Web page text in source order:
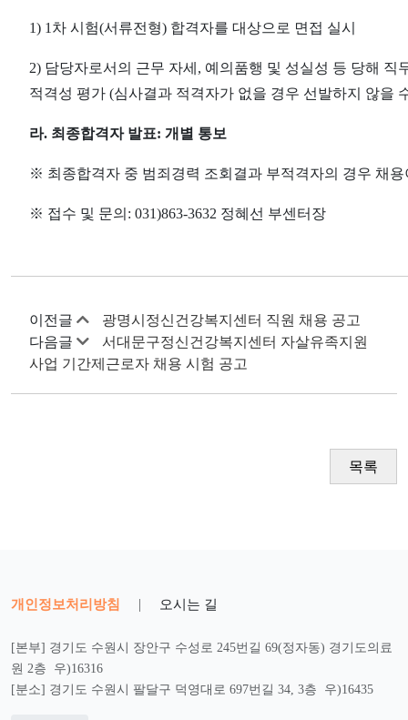
1) 1 차 시험(서류전형) 합격자를 대상으로 면접 실시
2) 담당자로서의 근무 자세 , 예의 품행 및 성실성 등 당해 직
적격성 평가 (심사결과 적격자가 없을 경우 선발하지 않을
라. 최종합격자 발표: 개별 통보
※ 최종합격자 중 범죄경력 조회결과 부적격자의 경우 채
※ 접수 및 문의 : 031)863-3632 정혜선 부센터장
이전글
광명시정신건강복지센터 직원 채용 공고
다음글
서대문구정신건강복지센터 자살유족지원
사업 기간제근로자 채용 시험 공고
목록
개인정보처리방침 | 오시는 길
[본부] 경기도 수원시 장안구 수성로 245번길 69(정자동) 경기도의료
원 2층 우)16316
[분소] 경기도 수원시 팔달구 덕영대로 697번길 34, 3층 우)16435